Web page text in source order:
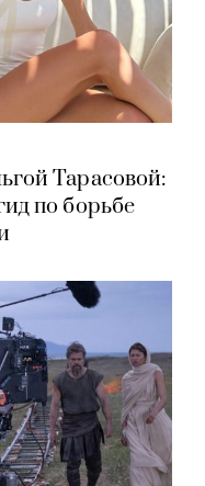
Тарасовой:
по борьбе